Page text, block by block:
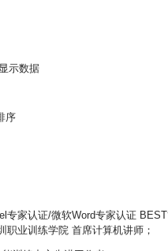
示数据
序
专家认证/微软Word专家认证
业训练学院 首席计算机讲师；